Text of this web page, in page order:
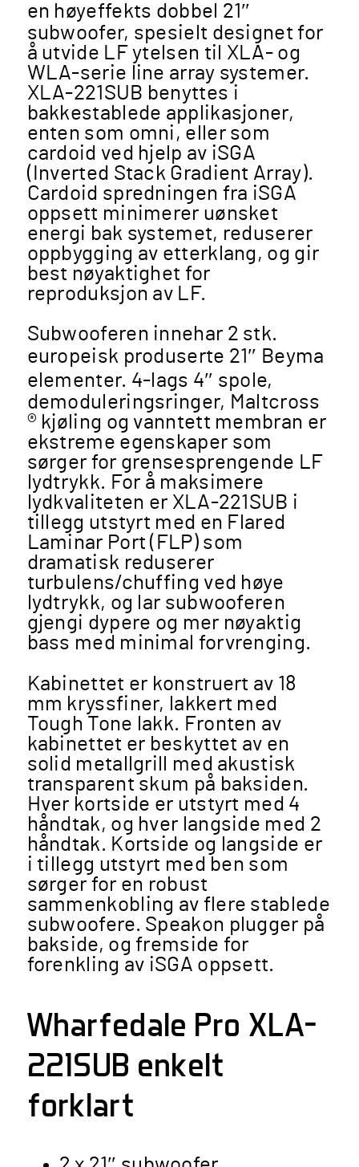
en høyeffekts dobbel 21″
subwoofer, spesielt designet for
å utvide LF ytelsen til XLA- og
WLA-serie line array systemer.
XLA-221SUB benyttes i
bakkestablede applikasjoner,
enten som omni, eller som
cardoid ved hjelp av iSGA
(Inverted Stack Gradient Array).
Cardoid spredningen fra iSGA
oppsett minimerer uønsket
energi bak systemet, reduserer
oppbygging av etterklang, og gir
best nøyaktighet for
reproduksjon av LF.
Subwooferen innehar 2 stk.
europeisk produserte 21″ Beyma
elementer. 4-lags 4″ spole,
demoduleringsringer, Maltcross
® kjøling og vanntett membran er
ekstreme egenskaper som
sørger for grensesprengende LF
lydtrykk. For å maksimere
lydkvaliteten er XLA-221SUB i
tillegg utstyrt med en Flared
Laminar Port (FLP) som
dramatisk reduserer
turbulens/chuffing ved høye
lydtrykk, og lar subwooferen
gjengi dypere og mer nøyaktig
bass med minimal forvrenging.
Kabinettet er konstruert av 18
mm kryssfiner, lakkert med
Tough Tone lakk. Fronten av
kabinettet er beskyttet av en
solid metallgrill med akustisk
transparent skum på baksiden.
Hver kortside er utstyrt med 4
håndtak, og hver langside med 2
håndtak. Kortside og langside er
i tillegg utstyrt med ben som
sørger for en robust
sammenkobling av flere stablede
subwoofere. Speakon plugger på
bakside, og fremside for
forenkling av iSGA oppsett.
Wharfedale Pro XLA-
221SUB enkelt
forklart